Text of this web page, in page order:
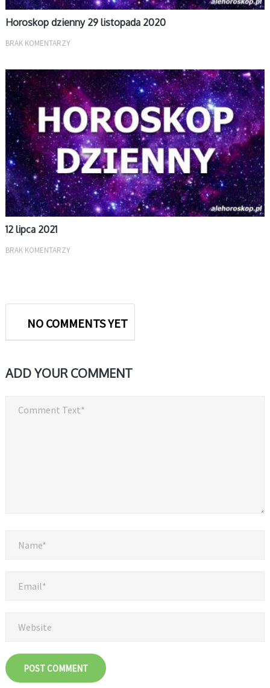
Horoskop dzienny 29 listopada 2020
BRAK KOMENTARZY
DZIENNY
12 lipca 2021
BRAK KOMENTARZY
NO COMMENTS YET
ADD YOUR COMMENT